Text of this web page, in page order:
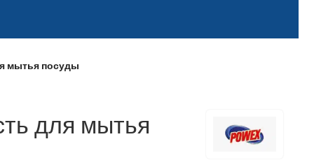
мытья посуды
для мытья